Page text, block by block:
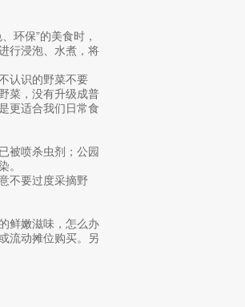
环保”的美食时，
行浸泡、水煮，将
认识的野菜不要
菜，没有升级成普
更适合我们日常食
被喷杀虫剂；公园
。
不要过度采摘野
鲜嫩滋味，怎么办
流动摊位购买。另